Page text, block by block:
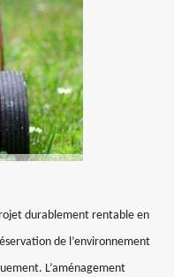
durablement rentable en
de l’environnement
L’aménagement